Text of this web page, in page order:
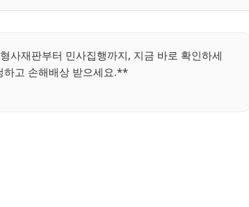
재판부터 민사집행까지, 지금 바로 확인하세
고 손해배상 받으세요.**